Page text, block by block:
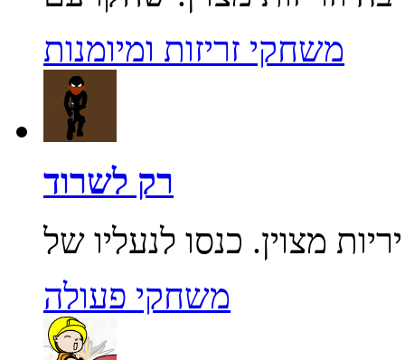
משחקי זריזות ומיומנות
רק לשרוד
משחקי פעולה